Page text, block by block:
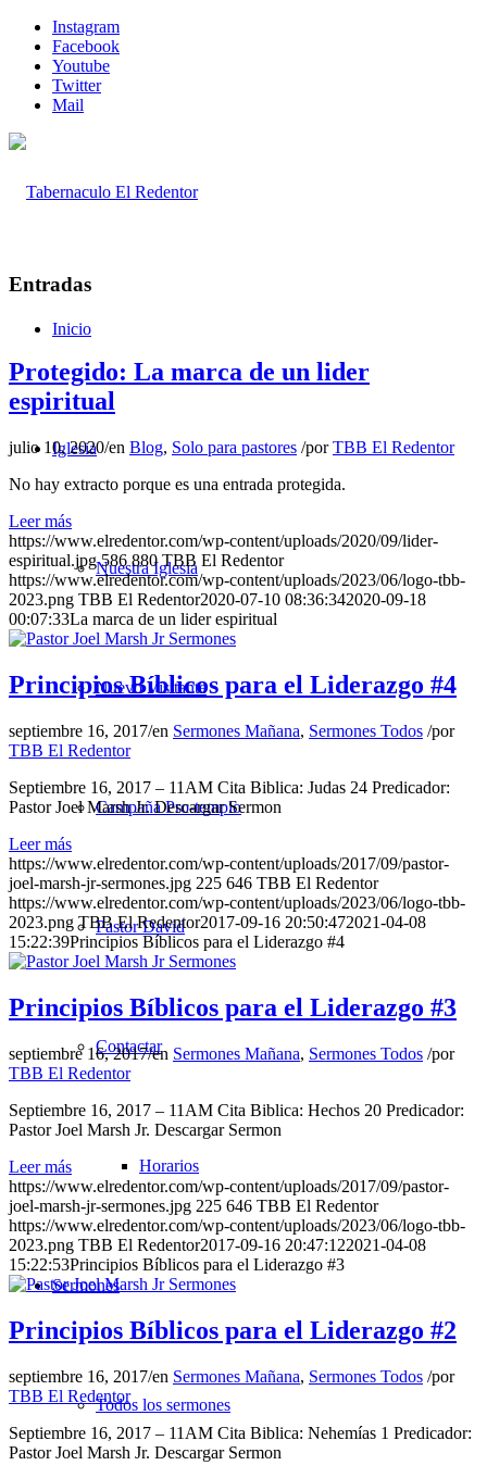
Instagram
Facebook
Youtube
Twitter
Mail
Inicio
Iglesia
Nuestra Iglesia
Nuevo Visitante
Campaña Pro-templo
Pastor David
Contactar
Horarios
Sermones
Todos los sermones
Entradas
Protegido: La marca de un lider
espiritual
julio 10, 2020/en Blog, Solo para pastores /porTBB El Redentor
No hay extracto porque es una entrada protegida.
Leer más
https://www.elredentor.com/wp-content/uploads/2020/09/lider-
espiritual.jpg 586 880 TBB El Redentor
https://www.elredentor.com/wp-content/uploads/2023/06/logo-tbb-
2023.png TBB El Redentor2020-07-10 08:36:342020-09-18
00:07:33La marca de un lider espiritual
Principios Bíblicos para el Liderazgo #4
septiembre 16, 2017/en Sermones Mañana, Sermones Todos /por
TBB El Redentor
Septiembre 16, 2017 – 11AM Cita Biblica: Judas 24 Predicador:
Pastor Joel Marsh Jr. Descargar Sermon
Leer más
https://www.elredentor.com/wp-content/uploads/2017/09/pastor-
joel-marsh-jr-sermones.jpg 225 646 TBB El Redentor
https://www.elredentor.com/wp-content/uploads/2023/06/logo-tbb-
2023.png TBB El Redentor2017-09-16 20:50:472021-04-08
15:22:39Principios Bíblicos para el Liderazgo #4
Principios Bíblicos para el Liderazgo #3
septiembre 16, 2017/en Sermones Mañana, Sermones Todos /por
TBB El Redentor
Septiembre 16, 2017 – 11AM Cita Biblica: Hechos 20 Predicador:
Pastor Joel Marsh Jr. Descargar Sermon
Leer más
https://www.elredentor.com/wp-content/uploads/2017/09/pastor-
joel-marsh-jr-sermones.jpg 225 646 TBB El Redentor
https://www.elredentor.com/wp-content/uploads/2023/06/logo-tbb-
2023.png TBB El Redentor2017-09-16 20:47:122021-04-08
15:22:53Principios Bíblicos para el Liderazgo #3
Principios Bíblicos para el Liderazgo #2
septiembre 16, 2017/en Sermones Mañana, Sermones Todos /por
TBB El Redentor
Septiembre 16, 2017 – 11AM Cita Biblica: Nehemías 1 Predicador:
Pastor Joel Marsh Jr. Descargar Sermon